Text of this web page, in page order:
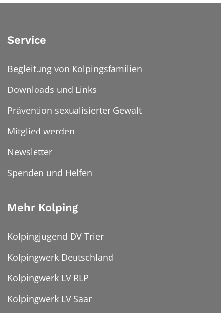
Service
Begleitung von Kolpingsfamilien
Downloads und Links
Prävention sexualisierter Gewalt
Mitglied werden
Newsletter
Spenden und Helfen
Mehr Kolping
Kolpingjugend DV Trier
Kolpingwerk Deutschland
Kolpingwerk LV RLP
Kolpingwerk LV Saar